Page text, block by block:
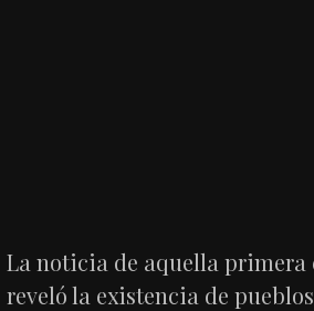
La noticia de aquella primera
reveló la existencia de